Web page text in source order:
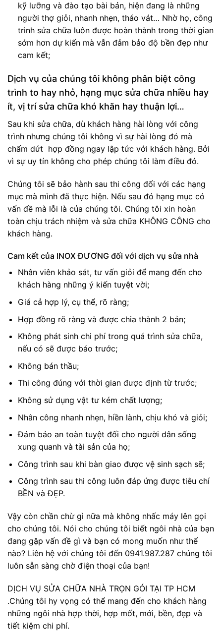
kỹ lưỡng và đào tạo bài bản, hiện đang là những
người thợ giỏi, nhanh nhẹn, tháo vát… Nhờ họ, công
trình sửa chữa luôn được hoàn thành trong thời gian
sớm hơn dự kiến mà vẫn đảm bảo độ bền đẹp như
cam kết;
Dịch vụ của chúng tôi không phân biệt công
trình to hay nhỏ, hạng mục sửa chữa nhiều hay
ít, vị trí sửa chữa khó khăn hay thuận lợi…
Sau khi sửa chữa, dù khách hàng hài lòng với công
trình nhưng chúng tôi không vì sự hài lòng đó mà
chấm dứt hợp đồng ngay lập tức với khách hàng. Bởi
vì sự uy tín không cho phép chúng tôi làm điều đó.
Chúng tôi sẽ bảo hành sau thi công đối với các hạng
mục mà mình đã thực hiện. Nếu sau đó hạng mục có
vấn đề mà lỗi là của chúng tôi. Chúng tôi xin hoàn
toàn chịu trách nhiệm và sửa chữa KHÔNG CÔNG cho
khách hàng.
Cam kết của INOX ĐƯƠNG đối với dịch vụ sửa nhà
Nhân viên khảo sát, tư vấn giỏi để mang đến cho
khách hàng những ý kiến tuyệt vời;
Giá cả hợp lý, cụ thể, rõ ràng;
Hợp đồng rõ ràng và được chia thành 2 bản;
Không phát sinh chi phí trong quá trình sửa chữa,
nếu có sẽ được báo trước;
Không bán thầu;
Thi công đúng với thời gian được định từ trước;
Không sử dụng vật tư kém chất lượng;
Nhân công nhanh nhẹn, hiền lành, chịu khó và giỏi;
Đảm bảo an toàn tuyệt đối cho người dân sống
xung quanh và tài sản của họ;
Công trình sau khi bàn giao được vệ sinh sạch sẽ;
Công trình sau thi công luôn đáp ứng được tiêu chí
BỀN và ĐẸP.
Vậy còn chần chừ gì nữa mà không nhấc máy lên gọi
cho chúng tôi. Nói cho chúng tôi biết ngôi nhà của bạn
đang gặp vấn đề gì và bạn có mong muốn như thế
nào? Liên hệ với chúng tôi đến 0941.987.287 chúng tôi
luôn sẵn sàng chờ điện thoại của bạn!
DỊCH VỤ SỬA CHỮA NHÀ TRỌN GÓI TẠI TP HCM
.Chúng tôi hy vọng có thể mang đến cho khách hàng
những ngôi nhà hợp thời, hợp mốt, mới, bền, đẹp và
tiết kiệm chi phí.